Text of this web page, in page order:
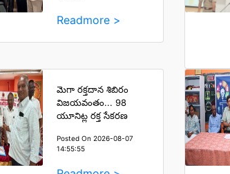
Readmore >
మెగా రక్తదాన శిబిరం
విజయవంతం... 98
యూనిట్ల రక్త సేకరణ
Posted On 2026-08-07
14:55:55